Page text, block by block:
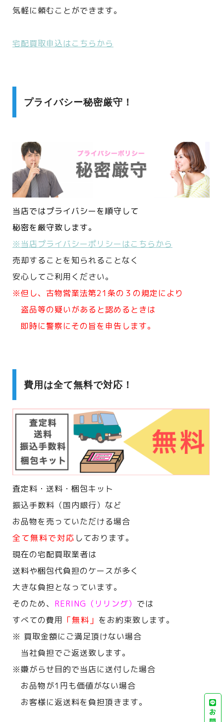
気軽に頼むことができます。
宅配買取申込はこちらから
プライバシー秘密厳守！
当店ではプライバシーを順守して
秘密を厳守致します。
※当店プライバシーポリシーはこちらから
売却することを知られることなく
安心してご利用ください。
※但し、古物営業法第21条の３の規定により
盗品等の疑いがあると認めるときは
即時に警察にその旨を申告します。
費用は全て無料で対応！
査定料・送料・梱包キット
振込手数料（国内銀行）など
お品物を売っていただける場合
全て無料で対応 しております。
現在の宅配買取業者は
送料や梱包代負担のケースが多く
大きな負担となっています。
そのため、 RERING（リリング） では
すべての費用 「無料」 をお約束致します。
※ 買取金額にご満足頂けない場合
当社負担でご返送致します。
※嫌がらせ目的で当店に送付した場合
お品物が1円も価値がない場合
お客様に返送料を負担頂きます。
お